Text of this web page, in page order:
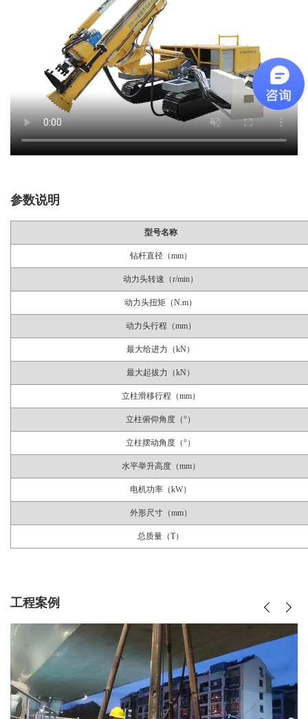
参数说明
型号名称
钻杆直径（mm）
动力头转速（r/min）
动力头扭矩（N.m）
动力头行程（mm）
最大给进力（kN）
最大起拔力（kN）
立柱滑移行程（mm）
立柱俯仰角度（°）
立柱摆动角度（°）
水平举升高度（mm）
电机功率（kW）
外形尺寸（mm）
总质量（T）
工程案例